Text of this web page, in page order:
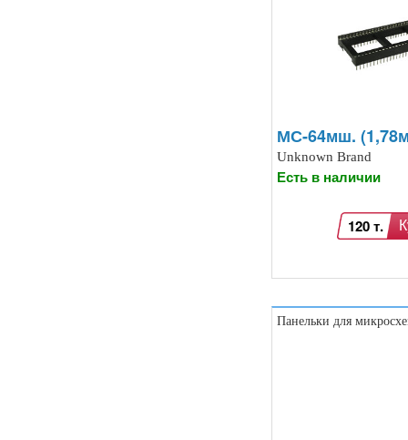
МС-64мш.
Unknown Brand
Есть в наличии
120 т.
Панельки для